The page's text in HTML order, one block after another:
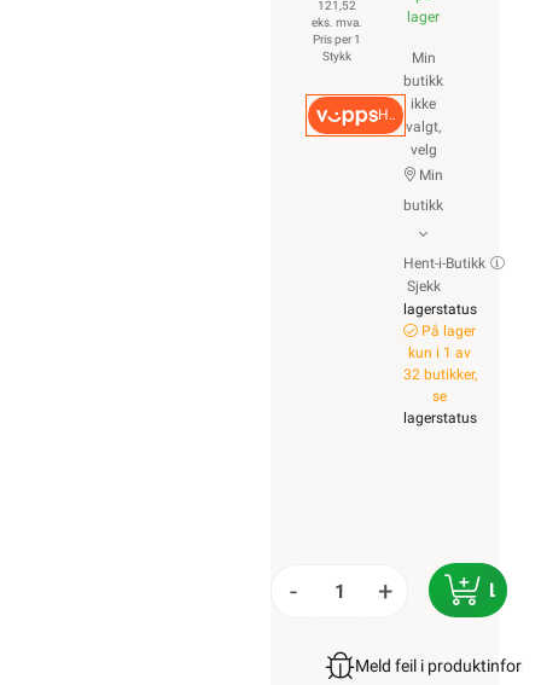
121,52
eks. mva.
Pris per 1
Stykk
Hurtigkasse
lager
Min
butikk
ikke
valgt,
velg
Min
butikk
Hent-i-Butikk
Sjekk
lagerstatus
På lager
kun i 1 av
32 butikker,
se
lagerstatus
- +
Meld feil i